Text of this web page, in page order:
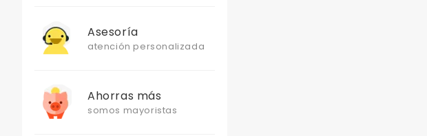
Asesoría
atención personalizada
Ahorras más
somos mayoristas